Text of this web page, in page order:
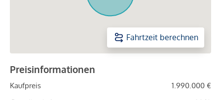
Fahrtzeit berechnen
Preisinformationen
Kaufpreis
1.990.000 €